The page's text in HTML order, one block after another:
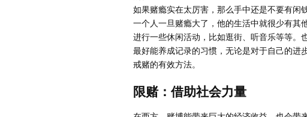
如果赌瘾实在太厉害，那么手中还是不要有闲
一个人一旦赌瘾大了，他的生活中就很少有其
进行一些休闲活动，比如逛街、听音乐等等。
最好能养成记录的习惯，无论是对于自己的进
戒赌的有效方法。
限赌：借助社会力量